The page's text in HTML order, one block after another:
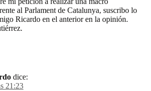
al Parlament de Catalunya, suscribo lo
Ricardo en el anterior en la opinión.
dice:
21:23